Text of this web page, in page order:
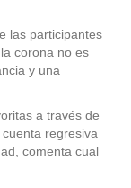
las participantes
corona no es
y una
a través de
regresiva
comenta cual